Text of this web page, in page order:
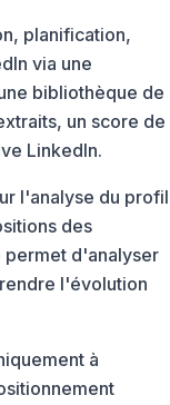
planification,
via une
bibliothèque de
un score de
LinkedIn.
l'analyse du profil
des
permet d'analyser
l'évolution
à